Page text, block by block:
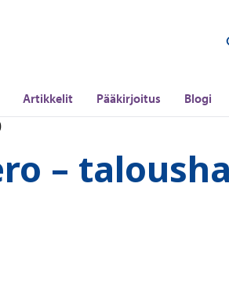
Artikkelit Pääkirjoitus Blogi
–